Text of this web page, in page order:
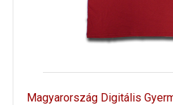
Magyarország Digitális